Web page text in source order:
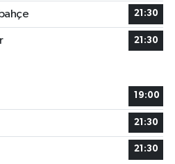
21:30
21:30
19:00
21:30
21:30